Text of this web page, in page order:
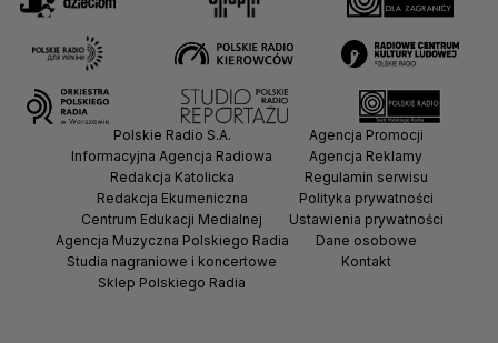
Polskie Radio S.A.
Informacyjna Agencja Radiowa
Redakcja Katolicka
Redakcja Ekumeniczna
Centrum Edukacji Medialnej
Agencja Muzyczna Polskiego Radia
Studia nagraniowe i koncertowe
Sklep Polskiego Radia
Agencja Promocji
Agencja Reklamy
Regulamin serwisu
Polityka prywatności
Ustawienia prywatności
Dane osobowe
Kontakt